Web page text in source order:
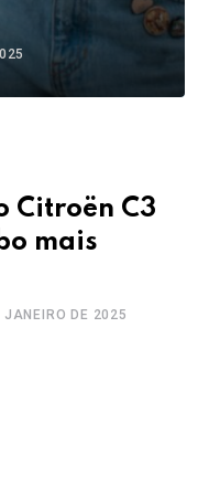
Citroën C3
mais
JANEIRO DE 2025